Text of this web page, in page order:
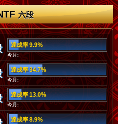
六段
達成率 9.9%
今月:
達成率 34.7%
今月:
達成率 13.0%
今月:
達成率 8.9%